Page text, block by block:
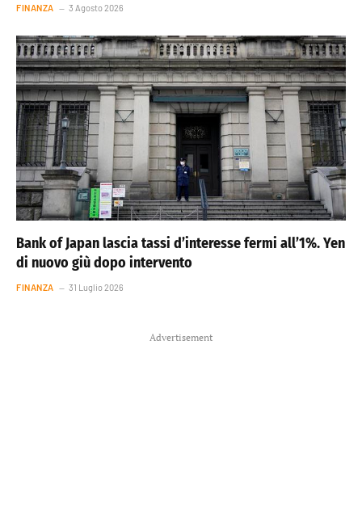
FINANZA 3 Agosto 2026
Bank of Japan lascia tassi d’interesse fermi all’1%. Yen
di nuovo giù dopo intervento
FINANZA 31 Luglio 2026
Advertisement